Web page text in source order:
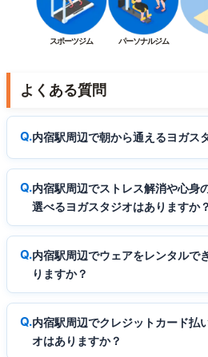
スポーツジム パーソナルジム
よくある質問
内宿駅周辺で朝から通えるヨガス
内宿駅周辺でストレス解消や心身
選べるヨガスタジオはありますか？
内宿駅周辺でウェアをレンタルで
りますか？
内宿駅周辺でクレジットカード払
オはありますか？